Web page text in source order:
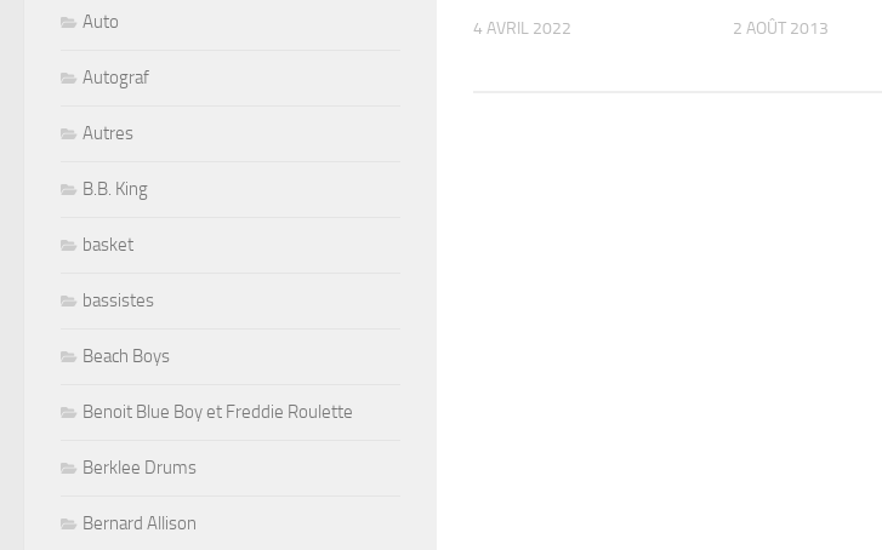
4 AVRIL 2022 2 AOÛT 2013
Auto
Autograf
Autres
B.B. King
basket
bassistes
Beach Boys
Benoit Blue Boy et Freddie Roulette
Berklee Drums
Bernard Allison